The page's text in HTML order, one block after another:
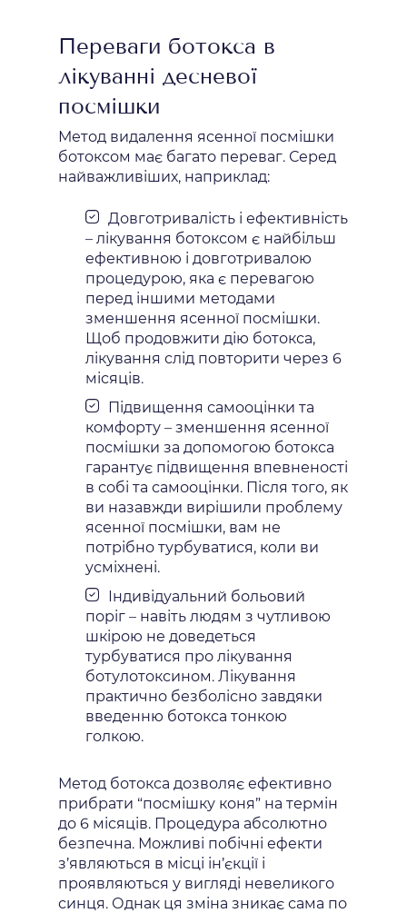
Переваги ботокса в
лікуванні десневої
посмішки
Метод видалення ясенної посмішки
ботоксом має багато переваг. Серед
найважливіших, наприклад:
Довготривалість і ефективність
– лікування ботоксом є найбільш
ефективною і довготривалою
процедурою, яка є перевагою
перед іншими методами
зменшення ясенної посмішки.
Щоб продовжити дію ботокса,
лікування слід повторити через 6
місяців.
Підвищення самооцінки та
комфорту – зменшення ясенної
посмішки за допомогою ботокса
гарантує підвищення впевненості
в собі та самооцінки. Після того, як
ви назавжди вирішили проблему
ясенної посмішки, вам не
потрібно турбуватися, коли ви
усміхнені.
Індивідуальний больовий
поріг – навіть людям з чутливою
шкірою не доведеться
турбуватися про лікування
ботулотоксином. Лікування
практично безболісно завдяки
введенню ботокса тонкою
голкою.
Метод ботокса дозволяє ефективно
прибрати “посмішку коня” на термін
до 6 місяців. Процедура абсолютно
безпечна. Можливі побічні ефекти
з’являються в місці ін’єкції і
проявляються у вигляді невеликого
синця. Однак ця зміна зникає сама по